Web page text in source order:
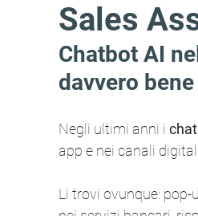
Sales
Chatbot AI
davvero bene
Negli ultimi anni i
app e nei canali
Li trovi ovunque: